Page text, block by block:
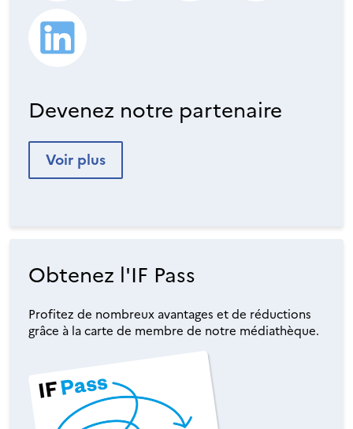
Devenez notre partenaire
Voir plus
Obtenez l'IF Pass
Profitez de nombreux avantages et de réductions
grâce à la carte de membre de notre médiathèque.